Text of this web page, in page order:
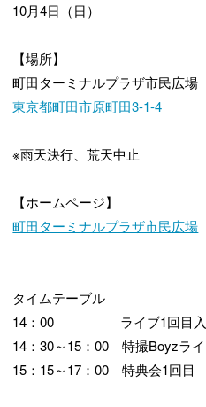
10月4日（日）
【場所】
町田ターミナルプラザ市民広場
東京都町田市原町田3-1-4
※雨天決行、荒天中止
【ホームページ】
町田ターミナルプラザ市民広場
タイムテーブル
14：00 ライブ1回目入
14：30～15：00 特撮Boyzライ
15：15～17：00 特典会1回目